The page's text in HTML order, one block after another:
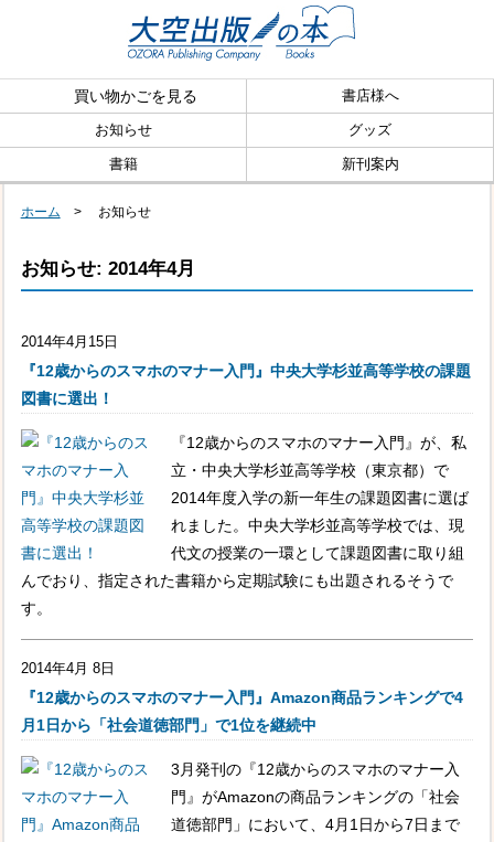
買い物かごを見る 書店様へ
お知らせ グッズ
書籍 新刊案内
ホーム > お知らせ
お知らせ: 2014年4月
2014年4月15日
『12歳からのスマホのマナー入門』中央大学杉並高等学校の課題
図書に選出！
『12歳からのスマホのマナー入門』が、私
立・中央大学杉並高等学校（東京都）で
2014年度入学の新一年生の課題図書に選ば
れました。中央大学杉並高等学校では、現
代文の授業の一環として課題図書に取り組
んでおり、指定された書籍から定期試験にも出題されるそうで
す。
2014年4月 8日
『12歳からのスマホのマナー入門』Amazon商品ランキングで4
月1日から「社会道徳部門」で1位を継続中
3月発刊の『12歳からのスマホのマナー入
門』がAmazonの商品ランキングの「社会
道徳部門」において、4月1日から7日まで